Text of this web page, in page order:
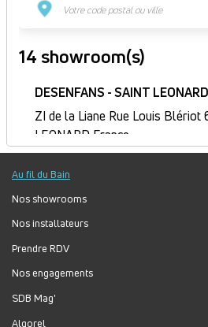
14 showroom(s)
DESENFANS - SAINT LEONARD
ZI de la Liane Rue Louis Blériot
LEONARD France
Itinéraire
Fermé
Jour
Plage
horaire
Lundi :
Mardi :
Jeudi :
Vendredi : 8h-12h30, 13h30-17h30
Samedi :
Au fil du Bain
Nos showrooms
Nos installateurs
Prendre RDV
Nos engagements
SDB Mag'
Algorel